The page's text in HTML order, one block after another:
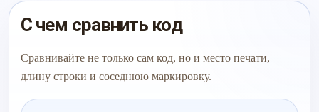
С чем сравнить код
Сравнивайте не только сам код, но и место печати,
длину строки и соседнюю маркировку.